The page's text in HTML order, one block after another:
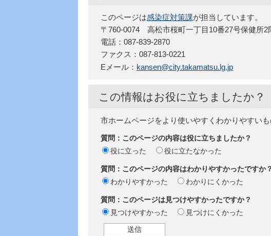
このページは感染症対策課が担当しています。
〒760-0074 高松市桜町一丁目10番27号保健所2
電話：087-839-2870
ファクス：087-813-0221
Eメール： kansen@city.takamatsu.lg.jp
この情報はお役に立ちましたか？
市ホームページをより使いやすくわかりやすい
質問：このページの内容は役に立ちましたか？
役に立った
役に立たなかった
質問：このページの内容はわかりやすかったですか？
わかりやすかった
わかりにくかった
質問：このページは見つけやすかったですか？
見つけやすかった
見つけにくかった